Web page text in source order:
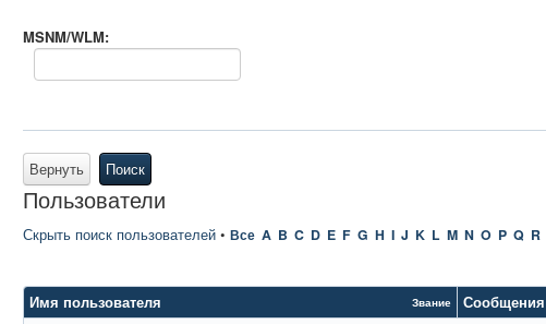
MSNM/WLM:
Вернуть Поиск
Пользователи
Скрыть поиск пользователей • Все A B C D E F G H I J K L M N O P Q R
Имя пользователя
Звание Сообщения